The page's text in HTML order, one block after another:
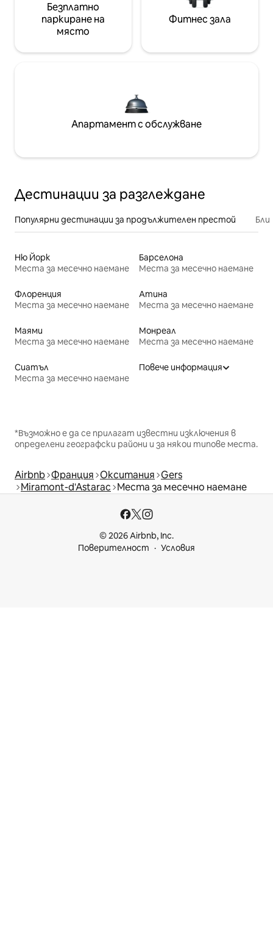
Безплатно
паркиране на
място
Фитнес зала
Апартамент с обслужване
Дестинации за разглеждане
Популярни дестинации за продължителен престой
Ню Йорк
Места за месечно наемане
Барселона
Места за месечно наемане
Флоренция
Места за месечно наемане
Атина
Места за месечно наемане
Маями
Места за месечно наемане
Монреал
Места за месечно наемане
Сиатъл
Места за месечно наемане
Повече информация
*Възможно е да се прилагат известни изключения в
определени географски райони и за някои типове места.
Airbnb Франция Окситания Gers
Miramont-d'Astarac Места за месечно наемане
© 2026 Airbnb, Inc.
Поверителност
Условия